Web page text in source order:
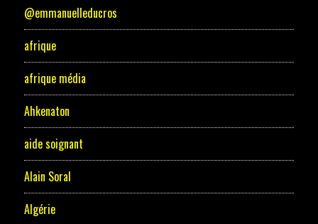
@emmanuelleducros
afrique
afrique média
Ahkenaton
aide soignant
Alain Soral
Algérie